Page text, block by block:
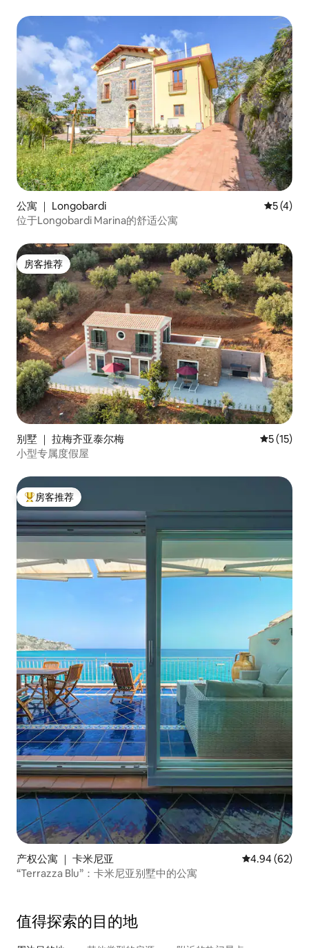
公寓 ｜ Longobardi 平均评分
5 (4)
位于Longobardi Marina的舒适公寓
房客推荐
房客推荐
别墅 ｜ 拉梅齐亚泰尔梅 平均评分
5 (15)
小型专属度假屋
热门「房客推荐」
房客推荐
产权公寓 ｜ 卡米尼亚 平均评分 4.94
4.94 (62)
“Terrazza Blu”：卡米尼亚别墅中的公寓
值得探索的目的地